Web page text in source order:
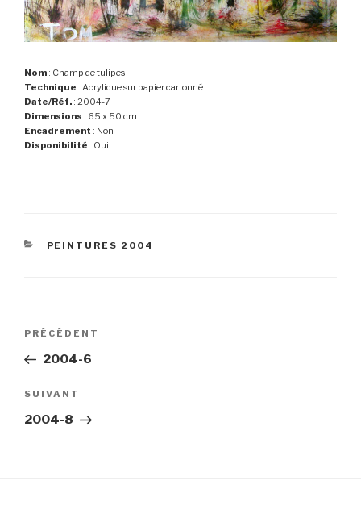
Nom : Champ de tulipes
Technique : Acrylique sur papier cartonné
Date/Réf. : 2004-7
Dimensions : 65 x 50 cm
Encadrement : Non
Disponibilité : Oui
CATÉGORIES
PEINTURES 2004
Navigation
l’article
Article
précédent
PRÉCÉDENT
2004-6
Article
suivant
SUIVANT
2004-8